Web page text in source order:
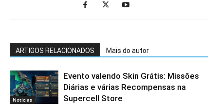
ARTIGOS RELACIONADOS Mais do autor
Notícias
Evento valendo Skin Grátis: Missões
Diárias e várias Recompensas na
Supercell Store